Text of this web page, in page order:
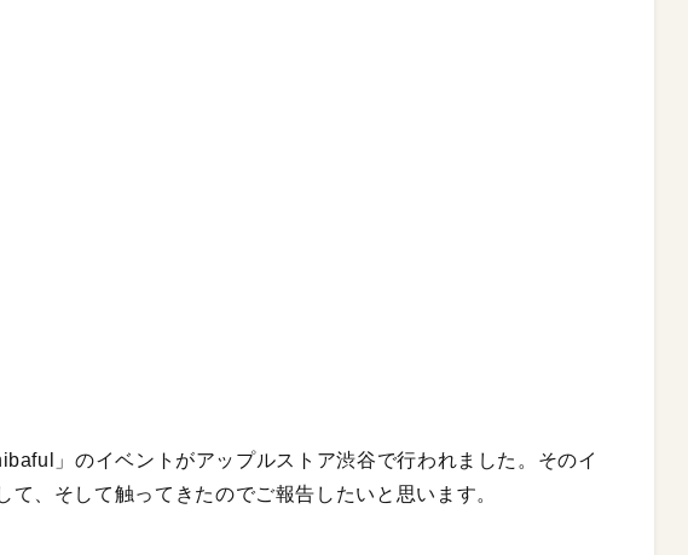
」のイベントがアップルストア渋谷で行われました。そのイ
、そして触ってきたのでご報告したいと思います。